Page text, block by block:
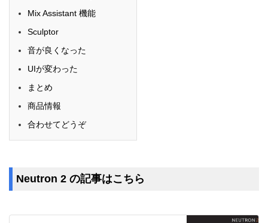
Mix Assistant 機能
Sculptor
音が良くなった
UIが変わった
まとめ
商品情報
合わせてどうぞ
Neutron 2 の記事はこちら